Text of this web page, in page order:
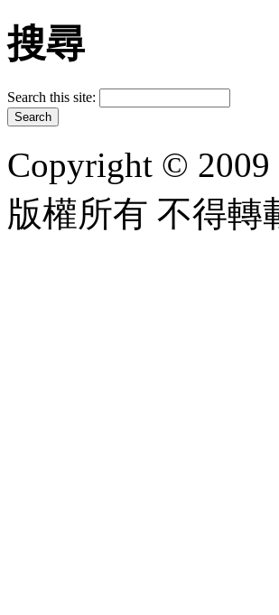
搜尋
Search this site:
Copyright ©
版權所有 不得轉